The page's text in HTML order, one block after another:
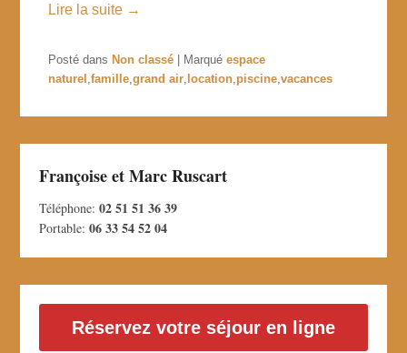
Lire la suite →
Posté dans Non classé Marqué espace
naturel ,famille ,grand air location piscine ,vacances
Françoise et Marc Ruscart
Téléphone:02 51 51 36 39
Portable:06 33 54 52 04
Réservez votre séjour en ligne